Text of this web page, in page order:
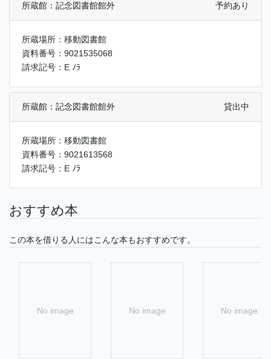
所蔵館：記念図書館館外 予約あり
所蔵場所：移動図書館
資料番号：9021535068
請求記号：E ﾉﾗ
所蔵館：記念図書館館外 貸出中
所蔵場所：移動図書館
資料番号：9021613568
請求記号：E ﾉﾗ
おすすめ本
この本を借りる人にはこんな本もおすすめです。
No image No image No image